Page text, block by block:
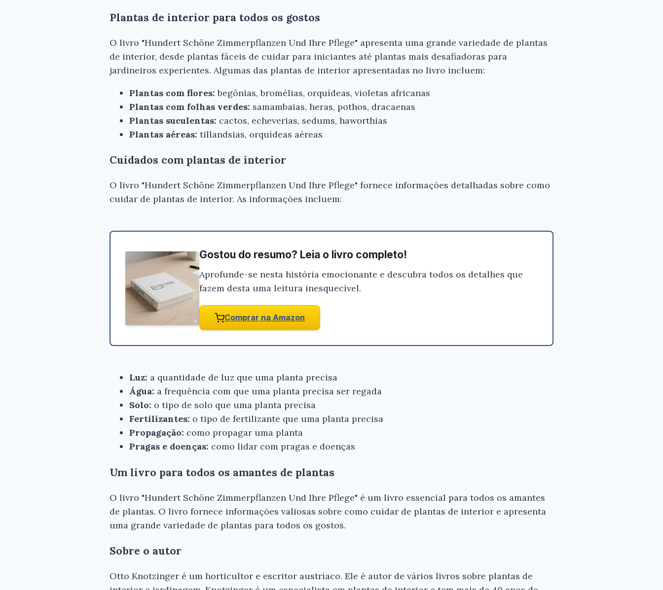
Plantas de interior para todos os gostos
O livro "Hundert Schöne Zimmerpflanzen Und Ihre Pflege" apresenta uma grande variedade de plantas
de interior, desde plantas fáceis de cuidar para iniciantes até plantas mais desafiadoras para
jardineiros experientes. Algumas das plantas de interior apresentadas no livro incluem:
Plantas com flores: begônias, bromélias, orquídeas, violetas africanas
Plantas com folhas verdes: samambaias, heras, pothos, dracaenas
Plantas suculentas: cactos, echeverias, sedums, haworthias
Plantas aéreas: tillandsias, orquídeas aéreas
Cuidados com plantas de interior
O livro "Hundert Schöne Zimmerpflanzen Und Ihre Pflege" fornece informações detalhadas sobre como
cuidar de plantas de interior. As informações incluem:
Gostou do resumo? Leia o livro completo!
Aprofunde-se nesta história emocionante e descubra todos os detalhes que
fazem desta uma leitura inesquecível.
Comprar na Amazon
Luz: a quantidade de luz que uma planta precisa
Água: a frequência com que uma planta precisa ser regada
Solo: o tipo de solo que uma planta precisa
Fertilizantes: o tipo de fertilizante que uma planta precisa
Propagação: como propagar uma planta
Pragas e doenças: como lidar com pragas e doenças
Um livro para todos os amantes de plantas
O livro "Hundert Schöne Zimmerpflanzen Und Ihre Pflege" é um livro essencial para todos os amantes
de plantas. O livro fornece informações valiosas sobre como cuidar de plantas de interior e apresenta
uma grande variedade de plantas para todos os gostos.
Sobre o autor
Otto Knotzinger é um horticultor e escritor austríaco. Ele é autor de vários livros sobre plantas de